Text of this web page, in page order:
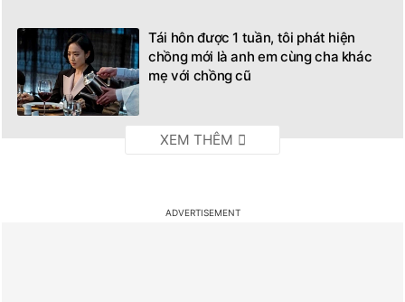
Tái hôn được 1 tuần, tôi phát hiện
chồng mới là anh em cùng cha khác
mẹ với chồng cũ